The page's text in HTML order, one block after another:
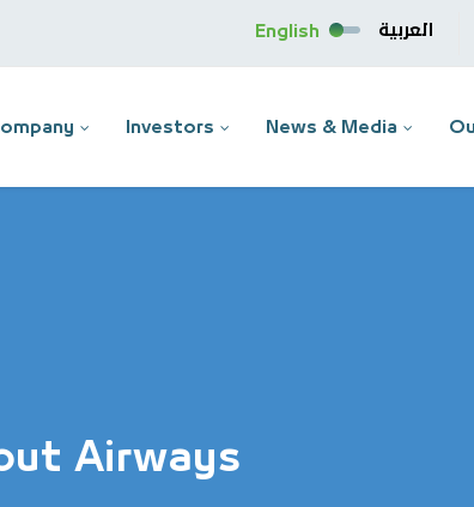
English العربية
Investors News & Media
Airways